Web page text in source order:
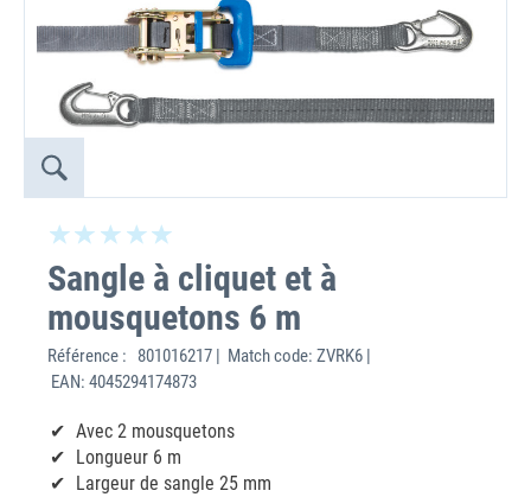
Sangle à cliquet et à
mousquetons 6 m
Référence :
801016217 | Match code: ZVRK6 |
EAN: 4045294174873
Avec 2 mousquetons
Longueur 6 m
Largeur de sangle 25 mm